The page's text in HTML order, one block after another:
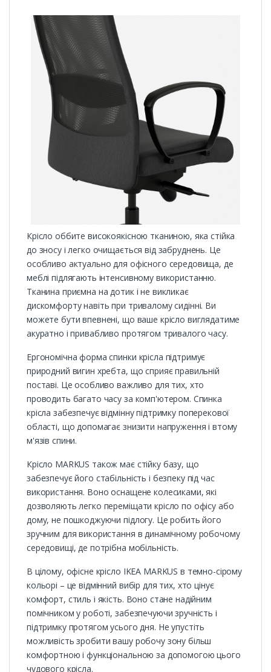
Крісло оббите високоякісною тканиною, яка стійка
до зносу і легко очищається від забруднень. Це
особливо актуально для офісного середовища, де
меблі підлягають інтенсивному використанню.
Тканина приємна на дотик і не викликає
дискомфорту навіть при тривалому сидінні. Ви
можете бути впевнені, що ваше крісло виглядатиме
акуратно і привабливо протягом тривалого часу.
Ергономічна форма спинки крісла підтримує
природний вигин хребта, що сприяє правильній
поставі. Це особливо важливо для тих, хто
проводить багато часу за комп'ютером. Спинка
крісла забезпечує відмінну підтримку поперекової
області, що допомагає знизити напруження і втому
м'язів спини.
Крісло MARKUS також має стійку базу, що
забезпечує його стабільність і безпеку під час
використання. Воно оснащене колесиками, які
дозволяють легко переміщати крісло по офісу або
дому, не пошкоджуючи підлогу. Це робить його
зручним для використання в динамічному робочому
середовищі, де потрібна мобільність.
В цілому, офісне крісло IKEA MARKUS в темно-сірому
кольорі – це відмінний вибір для тих, хто цінує
комфорт, стиль і якість. Воно стане надійним
помічником у роботі, забезпечуючи зручність і
підтримку протягом усього дня. Не упустіть
можливість зробити вашу робочу зону більш
комфортною і функціональною за допомогою цього
чудового крісла.